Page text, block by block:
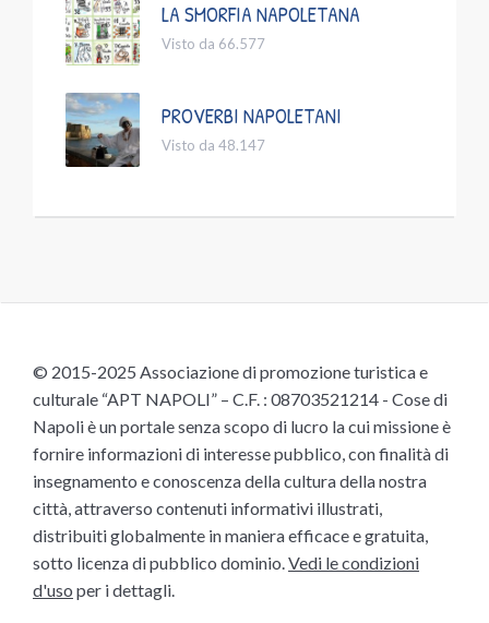
LA SMORFIA NAPOLETANA
Visto da 66.577
PROVERBI NAPOLETANI
Visto da 48.147
© 2015-2025 Associazione di promozione turistica e
culturale “APT NAPOLI” – C.F. : 08703521214 - Cose di
Napoli è un portale senza scopo di lucro la cui missione è
fornire informazioni di interesse pubblico, con finalità di
insegnamento e conoscenza della cultura della nostra
città, attraverso contenuti informativi illustrati,
distribuiti globalmente in maniera efficace e gratuita,
sotto licenza di pubblico dominio.Vedi le condizioni
d'uso per i dettagli.